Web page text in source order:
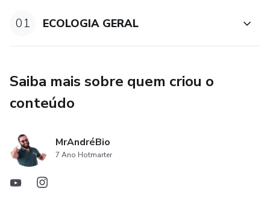
01 ECOLOGIA GERAL
Saiba mais sobre quem criou o
conteúdo
MrAndréBio
7 Ano Hotmarter